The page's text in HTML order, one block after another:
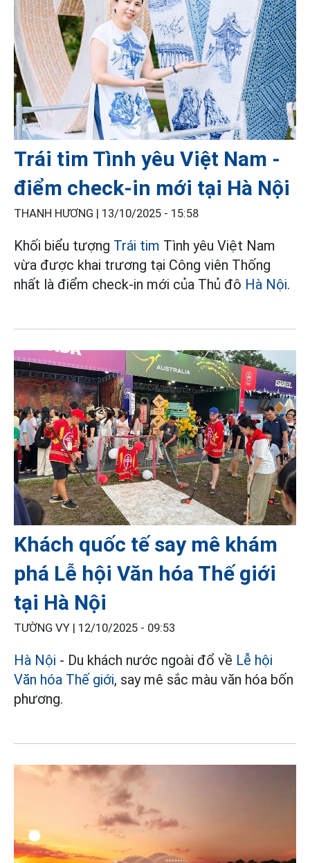
Trái tim Tình yêu Việt Nam -
điểm check-in mới tại Hà Nội
THANH HƯƠNG | 13/10/2025 - 15:58
Khối biểu tượng Trái tim Tình yêu Việt Nam
vừa được khai trương tại Công viên Thống
nhất là điểm check-in mới của Thủ đô Hà Nội.
Khách quốc tế say mê khám
phá Lễ hội Văn hóa Thế giới
tại Hà Nội
TƯỜNG VY | 12/10/2025 - 09:53
Hà Nội - Du khách nước ngoài đổ về Lễ hội
Văn hóa Thế giới, say mê sắc màu văn hóa bốn
phương.